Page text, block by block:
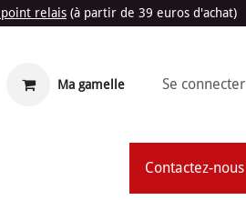
relais (à partir de 39 euros d'achat)
Ma gamelle Se connecter
Contactez-nous